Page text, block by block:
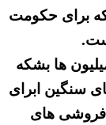
برای حکومت
ها بشکه
سنگین ابرای
فروشی های